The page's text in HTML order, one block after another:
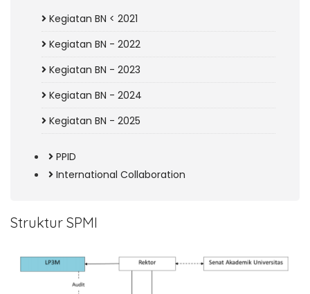
Kegiatan BN < 2021
Kegiatan BN - 2022
Kegiatan BN - 2023
Kegiatan BN - 2024
Kegiatan BN - 2025
PPID
International Collaboration
Struktur SPMI